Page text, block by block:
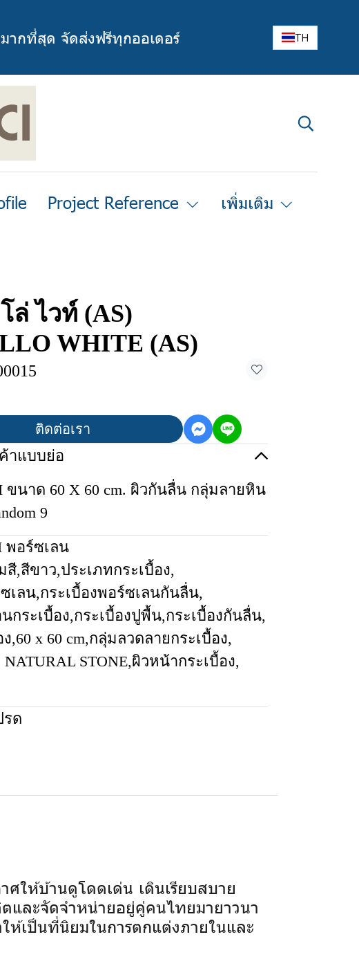
ากที่สุด จัดส่งฟรีทุกออเดอร์ TH
Project Reference เพิ่มเติม
ล่ ไวท์ (AS)
WHITE (AS)
ติดต่อเรา
าแบบย่อ
ขนาด 60 X 60 cm. ผิวกันลื่น กลุ่มลายหิน
9
พอร์ซเลน
สี,สีขาว,ประเภทกระเบื้อง,
เลน,กระเบื้องพอร์ซเลนกันลื่น,
กระเบื้อง,กระเบื้องปูพื้น,กระเบื้องกันลื่น,
,60 x 60 cm,กลุ่มลวดลายกระเบื้อง,
STONE,ผิวหน้ากระเบื้อง,
รด
ให้บ้านดูโดดเด่น เดินเรียบสบาย
และจัดจำหน่ายอยู่คู่คนไทยมายาวนา
เป็นที่นิยมในการตกแต่งภายในและ